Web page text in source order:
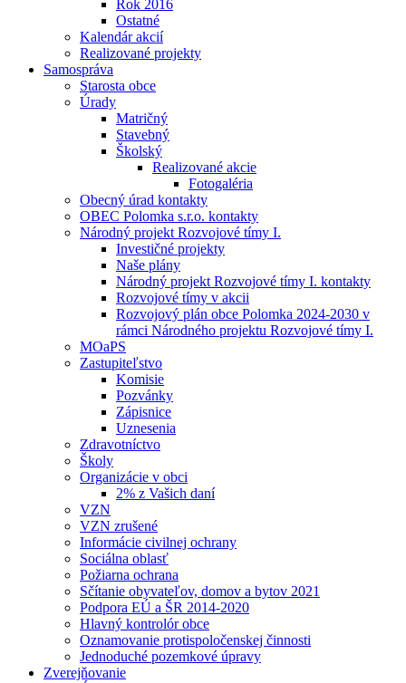
Rok 2016
Ostatné
Kalendár akcií
Realizované projekty
Samospráva
Starosta obce
Úrady
Matričný
Stavebný
Školský
Realizované akcie
Fotogaléria
Obecný úrad kontakty
OBEC Polomka s.r.o. kontakty
Národný projekt Rozvojové tímy I.
Investičné projekty
Naše plány
Národný projekt Rozvojové tímy I. kontakty
Rozvojové tímy v akcii
Rozvojový plán obce Polomka 2024-2030 v
rámci Národného projektu Rozvojové tímy I.
MOaPS
Zastupiteľstvo
Komisie
Pozvánky
Zápisnice
Uznesenia
Zdravotníctvo
Školy
Organizácie v obci
2% z Vašich daní
VZN
VZN zrušené
Informácie civilnej ochrany
Sociálna oblasť
Požiarna ochrana
Sčítanie obyvateľov, domov a bytov 2021
Podpora EÚ a ŠR 2014-2020
Hlavný kontrolór obce
Oznamovanie protispoločenskej činnosti
Jednoduché pozemkové úpravy
Zverejňovanie